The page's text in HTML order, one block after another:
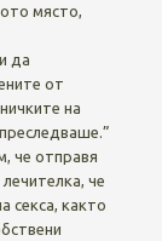
място,
да
от
на
че отправя
че
секса, както